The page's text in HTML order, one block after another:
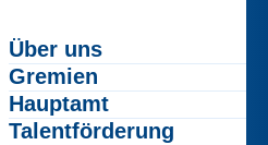
Über uns
Gremien
Hauptamt
Talentförderung